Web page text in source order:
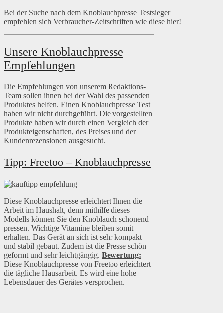
Bei der Suche nach dem Knoblauchpresse Testsieger
empfehlen sich Verbraucher-Zeitschriften wie diese hier!
Unsere Knoblauchpresse
Empfehlungen
Die Empfehlungen von unserem Redaktions-
Team sollen ihnen bei der Wahl des passenden
Produktes helfen. Einen Knoblauchpresse Test
haben wir nicht durchgeführt. Die vorgestellten
Produkte haben wir durch einen Vergleich der
Produkteigenschaften, des Preises und der
Kundenrezensionen ausgesucht.
Tipp: Freetoo – Knoblauchpresse
Diese Knoblauchpresse erleichtert Ihnen die
Arbeit im Haushalt, denn mithilfe dieses
Modells können Sie den Knoblauch schonend
pressen. Wichtige Vitamine bleiben somit
erhalten. Das Gerät an sich ist sehr kompakt
und stabil gebaut. Zudem ist die Presse schön
geformt und sehr leichtgängig. Bewertung:
Diese Knoblauchpresse von Freetoo erleichtert
die tägliche Hausarbeit. Es wird eine hohe
Lebensdauer des Gerätes versprochen.